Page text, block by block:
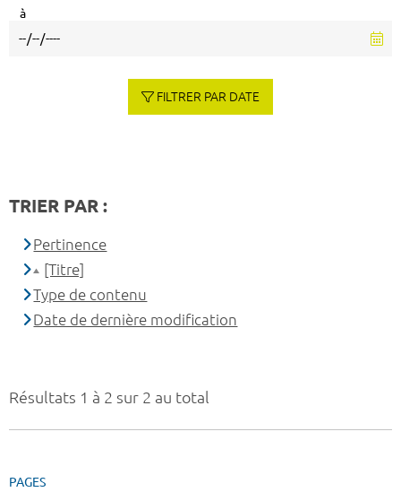
Résultats 1 à 2 sur 2 au total
PAGES
à
FILTRER PAR DATE
TRIER PAR :
Pertinence
[Titre]
Type de contenu
Date de dernière modification